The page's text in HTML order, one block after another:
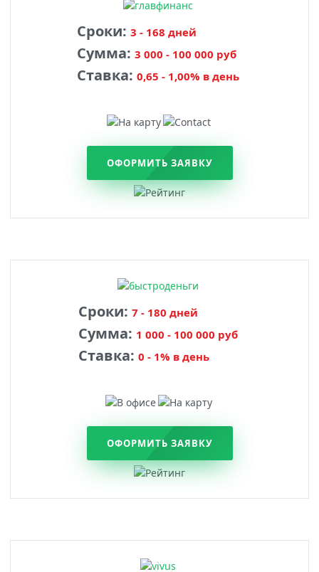
Сроки: 3 - 168 дней
Сумма: 3 000 - 100 000 руб
Ставка: 0,65 - 1,00% в день
ОФОРМИТЬ ЗАЯВКУ
Сроки: 7 - 180 дней
Сумма: 1 000 - 100 000 руб
Ставка: 0 - 1% в день
ОФОРМИТЬ ЗАЯВКУ